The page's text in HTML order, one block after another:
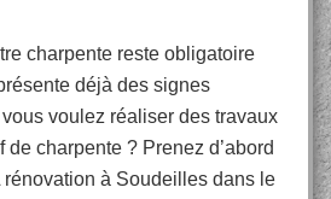
charpente reste obligatoire
déjà des signes
voulez réaliser des travaux
de charpente ? Prenez d’abord
rénovation à Soudeilles dans le